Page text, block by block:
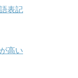
表記
高い